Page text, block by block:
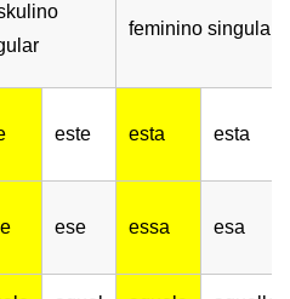
feminino singular
este esta esta
ese essa esa